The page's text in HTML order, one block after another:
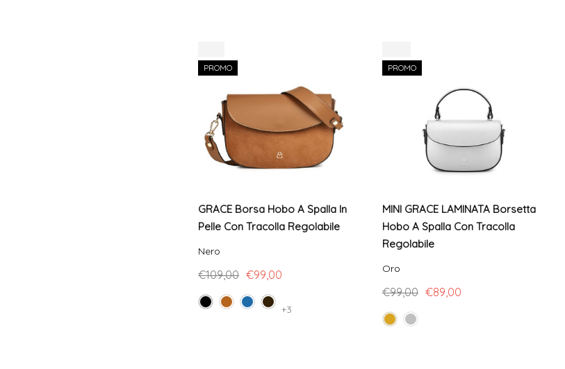
PROMO
GRACE Borsa Hobo A Spalla In
Pelle Con Tracolla Regolabile
Nero
€109,00 €99,00
+3
PROMO
MINI GRACE LAMINATA Borsetta
Hobo A Spalla Con Tracolla
Regolabile
Oro
€99,00 €89,00